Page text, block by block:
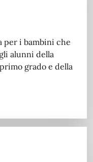
per i bambini che
alunni della
grado e della